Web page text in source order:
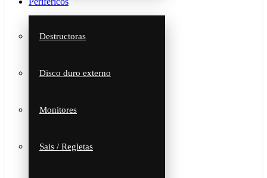
Destructoras
Disco duro externo
Monitores
Sais / Regletas